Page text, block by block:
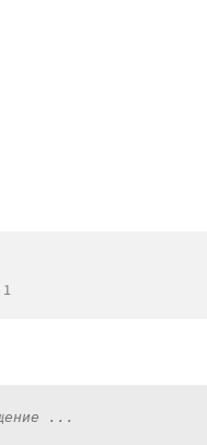
1